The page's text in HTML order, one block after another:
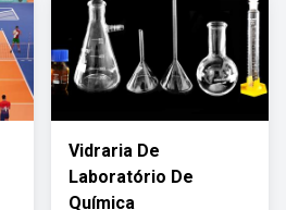
Vidraria De
Laboratório De
Química